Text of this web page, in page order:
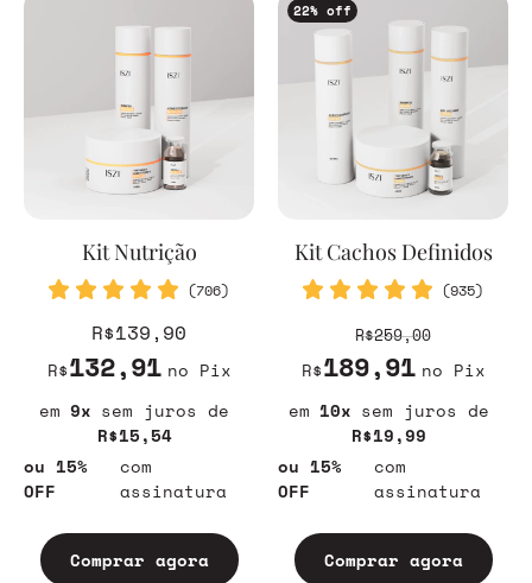
Kit Nutrição
(706)
R$139,90
R$132,91 no Pix
9
R$15,54
sem juros
ou 15%
OFF
com
assinatura
Comprar agora
22% off
Kit Cachos Definidos
(935)
R$259,00
R$189,91 no Pix
10
R$19,99
sem juros
ou 15%
OFF
com
assinatura
Comprar agora